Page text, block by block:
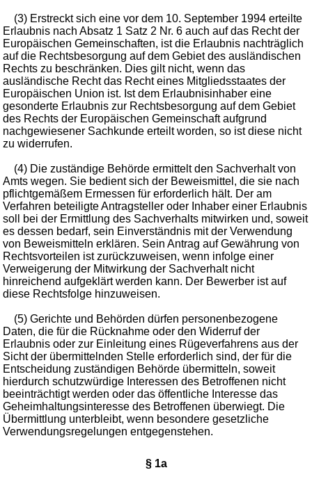
(3) Erstreckt sich eine vor dem 10. September 1994 erteilte
Erlaubnis nach Absatz 1 Satz 2 Nr. 6 auch auf das Recht der
Europäischen Gemeinschaften, ist die Erlaubnis nachträglich
auf die Rechtsbesorgung auf dem Gebiet des ausländischen
Rechts zu beschränken. Dies gilt nicht, wenn das
ausländische Recht das Recht eines Mitgliedsstaates der
Europäischen Union ist. Ist dem Erlaubnisinhaber eine
gesonderte Erlaubnis zur Rechtsbesorgung auf dem Gebiet
des Rechts der Europäischen Gemeinschaft aufgrund
nachgewiesener Sachkunde erteilt worden, so ist diese nicht
zu widerrufen.
(4) Die zuständige Behörde ermittelt den Sachverhalt von
Amts wegen. Sie bedient sich der Beweismittel, die sie nach
pflichtgemäßem Ermessen für erforderlich hält. Der am
Verfahren beteiligte Antragsteller oder Inhaber einer Erlaubnis
soll bei der Ermittlung des Sachverhalts mitwirken und, soweit
es dessen bedarf, sein Einverständnis mit der Verwendung
von Beweismitteln erklären. Sein Antrag auf Gewährung von
Rechtsvorteilen ist zurückzuweisen, wenn infolge einer
Verweigerung der Mitwirkung der Sachverhalt nicht
hinreichend aufgeklärt werden kann. Der Bewerber ist auf
diese Rechtsfolge hinzuweisen.
(5) Gerichte und Behörden dürfen personenbezogene
Daten, die für die Rücknahme oder den Widerruf der
Erlaubnis oder zur Einleitung eines Rügeverfahrens aus der
Sicht der übermittelnden Stelle erforderlich sind, der für die
Entscheidung zuständigen Behörde übermitteln, soweit
hierdurch schutzwürdige Interessen des Betroffenen nicht
beeinträchtigt werden oder das öffentliche Interesse das
Geheimhaltungsinteresse des Betroffenen überwiegt. Die
Übermittlung unterbleibt, wenn besondere gesetzliche
Verwendungsregelungen entgegenstehen.
§ 1a